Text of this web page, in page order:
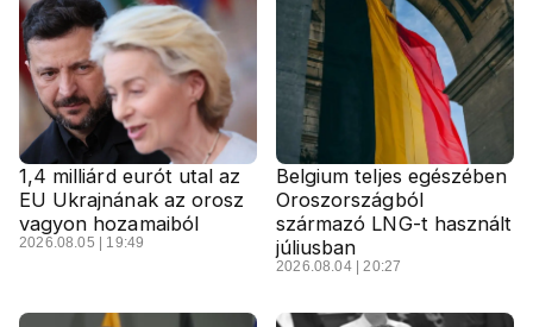
1,4 milliárd eurót utal az
EU Ukrajnának az orosz
vagyon hozamaiból
2026.08.05 | 19:49
Belgium teljes egészében
Oroszországból
származó LNG-t használt
júliusban
2026.08.04 | 20:27